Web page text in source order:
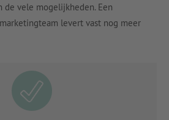
vele mogelijkheden. Een
levert vast nog meer